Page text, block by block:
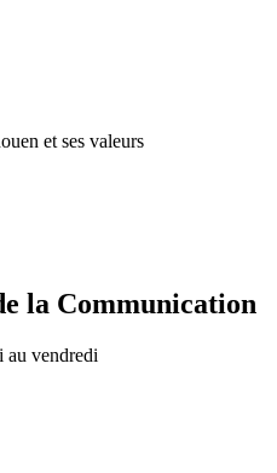
et ses valeurs
la Communication
au vendredi